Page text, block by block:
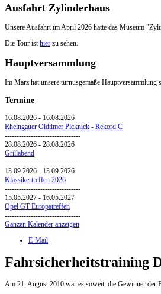
Ausfahrt Zylinderhaus
Unsere Ausfahrt im April 2026 hatte das Museum
Die Tour isthier zu sehen.
Hauptversammlung
Im März hat unsere turnusgemäße Hauptversammlung
Termine
16.08.2026 - 16.08.2026
Rheingauer Oldtimer Picknick - Rekord C
--------------------------------
28.08.2026 - 28.08.2026
Grillabend
--------------------------------
13.09.2026 - 13.09.2026
Klassikertreffen 2026
--------------------------------
15.05.2027 - 16.05.2027
Opel GT Europatreffen
--------------------------------
Ganzen Kalender anzeigen
E-Mail
Fahrsicherheitstraining
Am 21. August 2010 war es soweit, die Gewinner der